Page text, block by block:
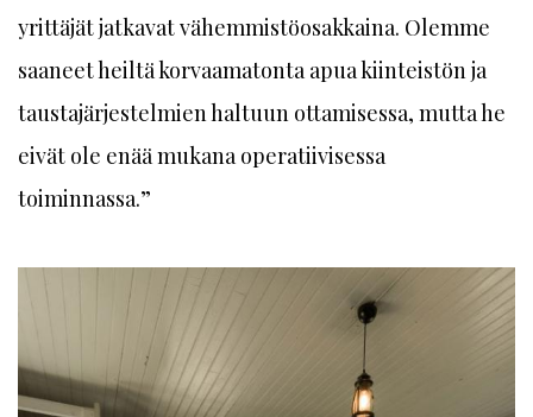
yrittäjät jatkavat vähemmistöosakkaina. Olemme
saaneet heiltä korvaamatonta apua kiinteistön ja
taustajärjestelmien haltuun ottamisessa, mutta he
eivät ole enää mukana operatiivisessa
toiminnassa.”